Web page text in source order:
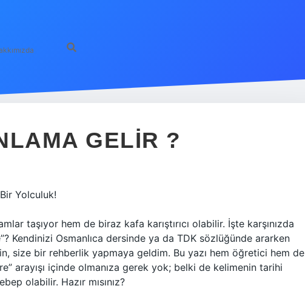
GELIR ?
Yolculuk!
taşıyor hem de biraz kafa karıştırıcı olabilir. İşte karşınızda
Kendinizi Osmanlıca dersinde ya da TDK sözlüğünde ararken
size bir rehberlik yapmaya geldim. Bu yazı hem öğretici hem de
arayışı içinde olmanıza gerek yok; belki de kelimenin tarihi
olabilir. Hazır mısınız?